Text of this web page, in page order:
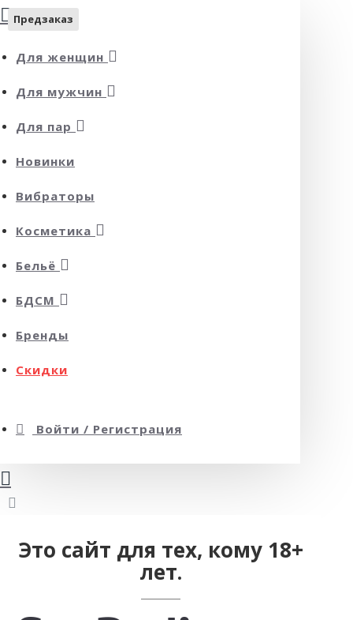
Для женщин
Для мужчин
Для пар
Новинки
Вибраторы
Косметика
Бельё
БДСМ
Бренды
Скидки
Войти / Регистрация
Это сайт для тех, кому 18+
лет.
Предзаказ